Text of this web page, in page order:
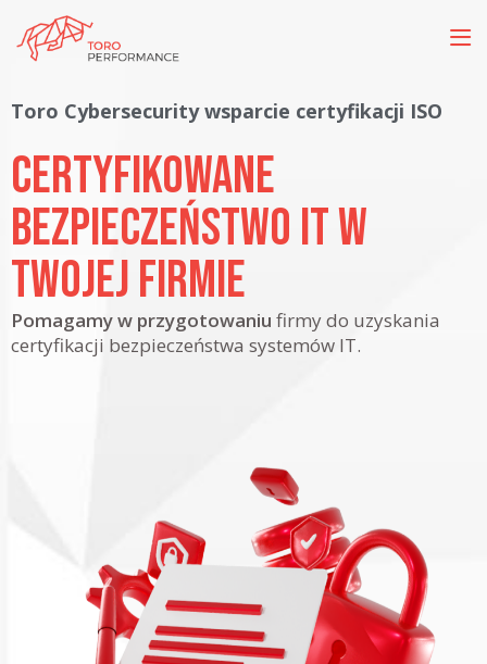
Toro Cybersecurity wsparcie certyfikacji ISO
Certyfikowane
bezpieczeństwo IT w
Twojej firmie
Pomagamy w przygotowaniu firmy do uzyskania
certyfikacji bezpieczeństwa systemów IT.